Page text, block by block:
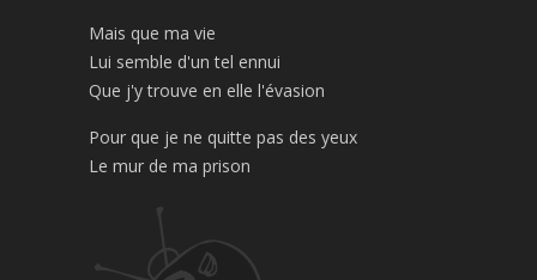
Mais que ma vie
Lui semble d'un tel ennui
Que j'y trouve en elle l'évasion
Pour que je ne quitte pas des yeux
Le mur de ma prison